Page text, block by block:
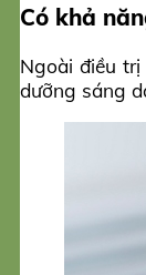
Có khả
Ngoài điều
dưỡng sáng